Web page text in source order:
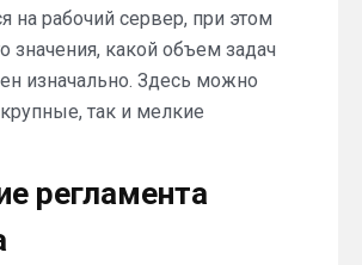
на рабочий сервер, при этом
значения, какой объем задач
изначально. Здесь можно
так и мелкие
регламента